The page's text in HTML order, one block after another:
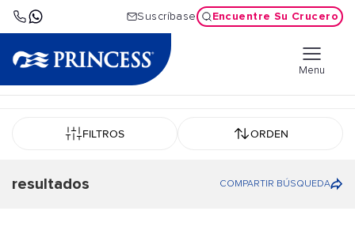
Suscríbase Encuentre Su Crucero
Menu
FILTROS ORDEN
resultados COMPARTIR BÚSQUEDA